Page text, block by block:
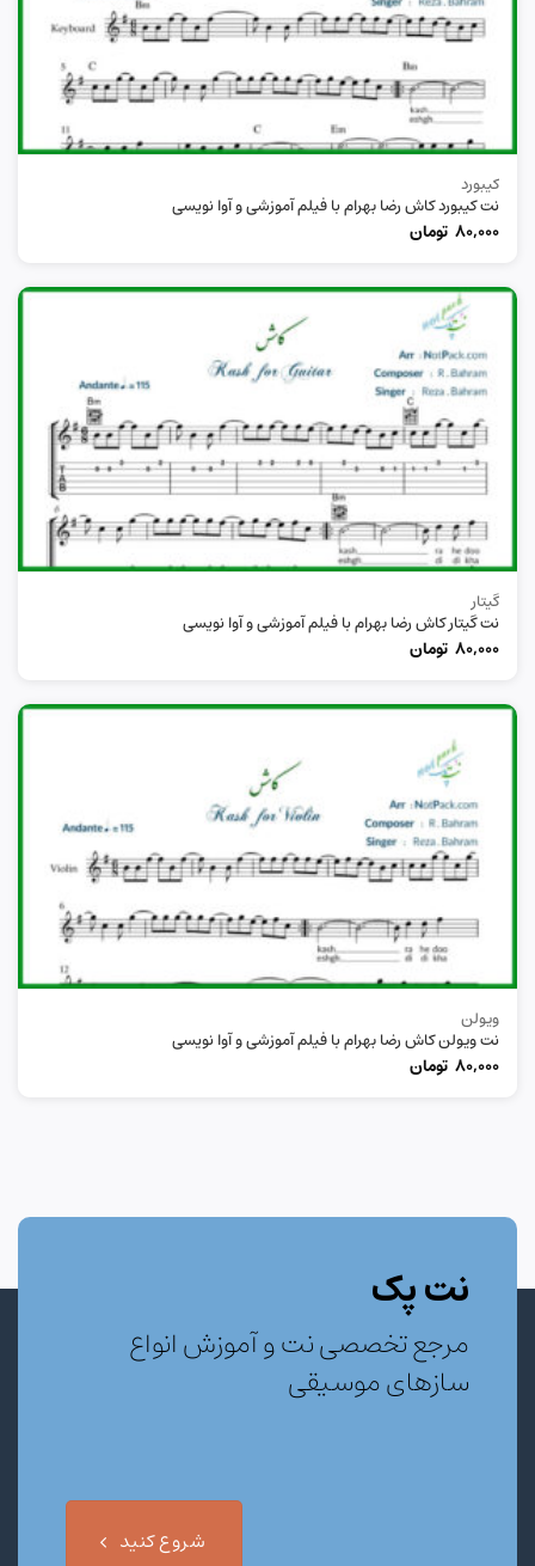
کیبورد
نت کیبورد کاش رضا بهرام با فیلم آموزشی و آوا نویسی
80,000 تومان
گیتار
نت گیتار کاش رضا بهرام با فیلم آموزشی و آوا نویسی
80,000 تومان
ویولن
نت ویولن کاش رضا بهرام با فیلم آموزشی و آوا نویسی
80,000 تومان
نت پک
مرجع تخصصی نت و آموزش انواع
سازهای موسیقی
شروع کنید